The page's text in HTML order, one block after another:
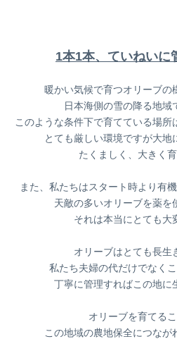
1本1本、ていねいに
暖かい気候で育つオリーブの
日本海側の雪の降る地域
このような条件下で育てている場所
とても厳しい環境ですが大地
たくましく、大きく育
また、私たちはスタート時より有
天敵の多いオリーブを薬を
それは本当にとても大
オリーブはとても長生
私たち夫婦の代だけでなく
丁寧に管理すればこの地に
オリーブを育てる
この地域の農地保全につなが